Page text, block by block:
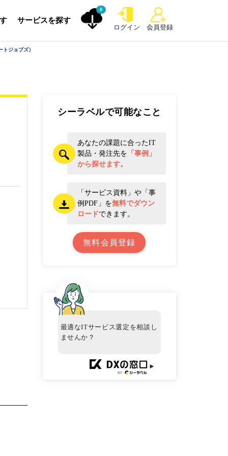
サービスを探す
0
ログイン 会員登録
ジョブズ）
シーラベルで可能なこと
あなたの課題に合ったIT
製品・発注先を 「事例」
から探せます。
「サービス資料」や「事
例PDF」を無料でダウン
ロードできます。
無料会員登録
最適なITサービス選定を相談し
ませんか？
►